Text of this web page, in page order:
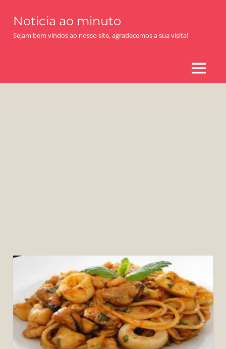
content
Noticia ao minuto
Sejam bem vindos ao nosso site, agradecemos a sua visita!
MENU